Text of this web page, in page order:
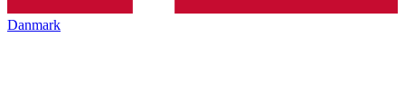
Danmark